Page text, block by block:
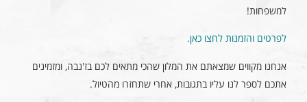
למשפחות!
לפרטים והזמנות לחצו כאן.
אנחנו מקווים שמצאתם את המלון שהכי מתאים לכם בז'נבה, ומזמינים
אתכם לספר לנו עליו בתגובות, אחרי שתחזרו מהטיול.